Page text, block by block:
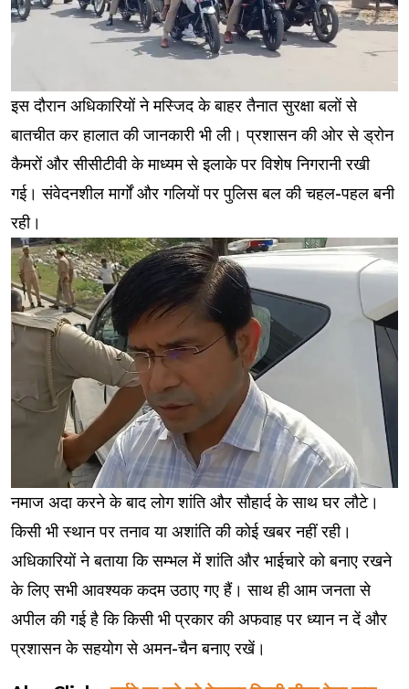
इस दौरान अधिकारियों ने मस्जिद के बाहर तैनात सुरक्षा बलों से
बातचीत कर हालात की जानकारी भी ली। प्रशासन की ओर से ड्रोन
कैमरों और सीसीटीवी के माध्यम से इलाके पर विशेष निगरानी रखी
गई। संवेदनशील मार्गों और गलियों पर पुलिस बल की चहल-पहल बनी
रही।
नमाज अदा करने के बाद लोग शांति और सौहार्द के साथ घर लौटे।
किसी भी स्थान पर तनाव या अशांति की कोई खबर नहीं रही।
अधिकारियों ने बताया कि सम्भल में शांति और भाईचारे को बनाए रखने
के लिए सभी आवश्यक कदम उठाए गए हैं। साथ ही आम जनता से
अपील की गई है कि किसी भी प्रकार की अफवाह पर ध्यान न दें और
प्रशासन के सहयोग से अमन-चैन बनाए रखें।